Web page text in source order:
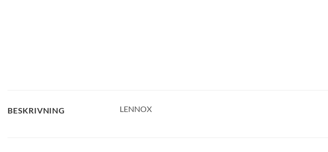
BESKRIVNING LENNOX